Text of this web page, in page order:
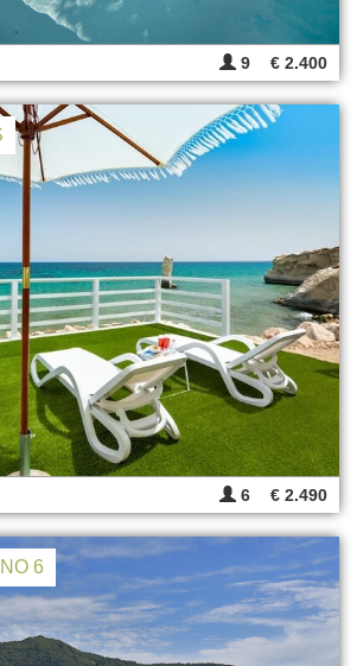
9 € 2.400
6 € 2.490
6